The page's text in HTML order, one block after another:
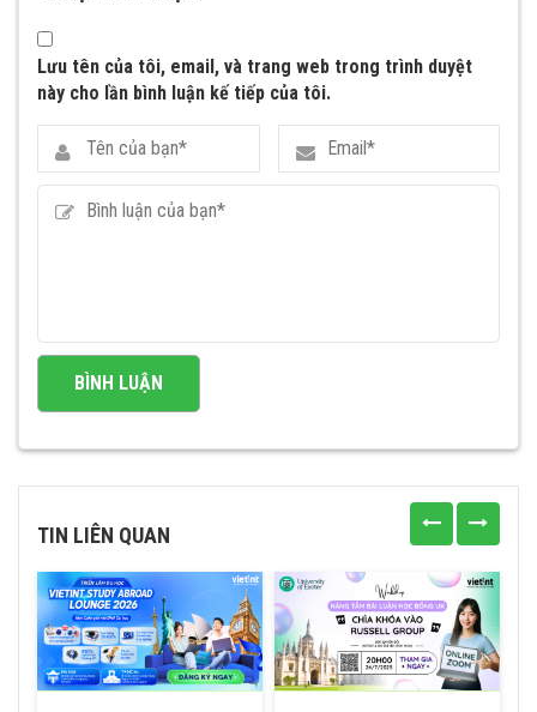
Lưu tên của tôi, email, và trang web trong trình duyệt
này cho lần bình luận kế tiếp của tôi.
TIN LIÊN QUAN